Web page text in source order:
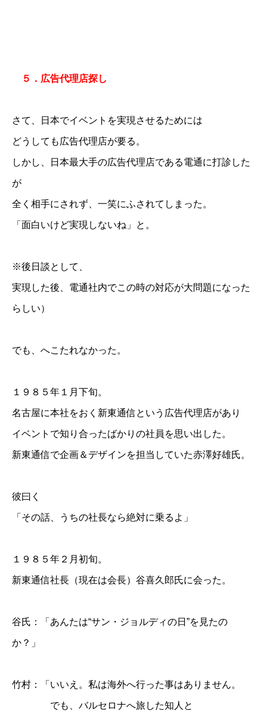
５．広告代理店探し
さて、日本でイベントを実現させるためには
どうしても広告代理店が要る。
しかし、日本最大手の広告代理店である電通に打診した
が
全く相手にされず、一笑にふされてしまった。
「面白いけど実現しないね」と。
※後日談として、
実現した後、電通社内でこの時の対応が大問題になった
らしい）
でも、へこたれなかった。
１９８５年１月下旬。
名古屋に本社をおく新東通信という広告代理店があり
イベントで知り合ったばかりの社員を思い出した。
新東通信で企画＆デザインを担当していた赤澤好雄氏。
彼曰く
「その話、うちの社長なら絶対に乗るよ」
１９８５年２月初旬。
新東通信社長（現在は会長）谷喜久郎氏に会った。
谷氏：「あんたは“サン・ジョルディの日”を見たの
か？」
竹村：「いいえ。私は海外へ行った事はありません。
でも、バルセロナへ旅した知人と